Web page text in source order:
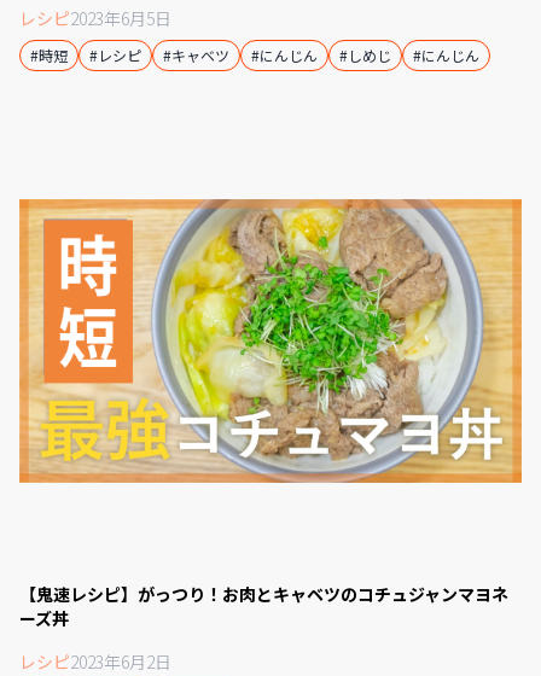
レシピ2023年6月5日
#時短 #レシピ #キャベツ #にんじん #しめじ #にんじん
【鬼速レシピ】がっつり！お肉とキャベツのコチュジャンマヨネ
ーズ丼
レシピ2023年6月2日